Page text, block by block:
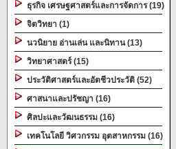
ธุรกิจ เศรษฐศาสตร์และการจัดการ (19)
จิตวิทยา (1)
นวนิยาย อ่านเล่น และนิทาน (13)
วิทยาศาสตร์ (15)
ประวัติศาสตร์และอัตชีวประวัติ (52)
ศาสนาและปรัชญา (16)
ศิลปะและวัฒนธรรม (16)
เทคโนโลยี วิศวกรรม อุตสาหกรรม (16)